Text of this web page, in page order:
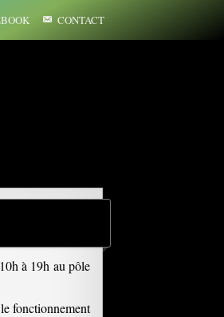
CONTACT
à 19h au pôle
fonctionnement